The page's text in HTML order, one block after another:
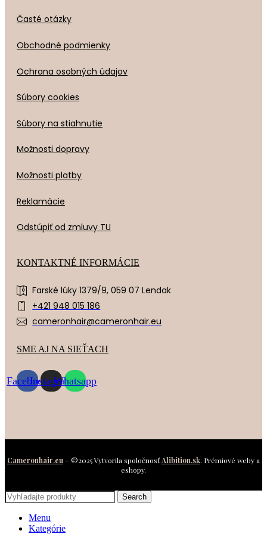
Časté otázky
Obchodné podmienky
Ochrana osobných údajov
Súbory cookies
Súbory na stiahnutie
Možnosti dopravy
Možnosti platby
Reklamácie
Odstúpiť od zmluvy TU
KONTAKTNÉ INFORMÁCIE
Farské lúky 1379/9, 059 07 Lendak
+421 948 015 186
cameronhair@cameronhair.eu
SME AJ NA SIEŤACH
FacebookInstagramWhatsapp
Cameronhair.eu– ©2025 Vytvorila spoločnosťAlibition.sk. Prémiové weby a
eshopy.
Search
Menu
Kategórie